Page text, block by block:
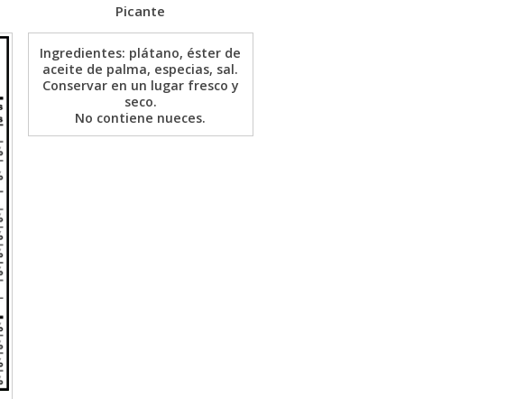
Picante
Ingredientes: plátano, éster de
aceite de palma, especias, sal.
Conservar en un lugar fresco y
seco.
No contiene nueces.